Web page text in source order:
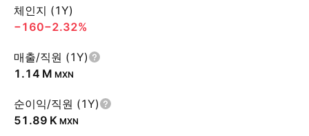
체인지 (1Y)
−160−2.32%
매출/직원 (1Y)
‪1.14 M‬ MXN
순이익/직원 (1Y)
‪51.89 K‬ MXN